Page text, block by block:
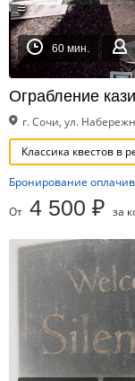
60 мин.
Ограбление
г. Сочи, ул.
Классика квестов в
Бронирование
От 4 500 ₽ за